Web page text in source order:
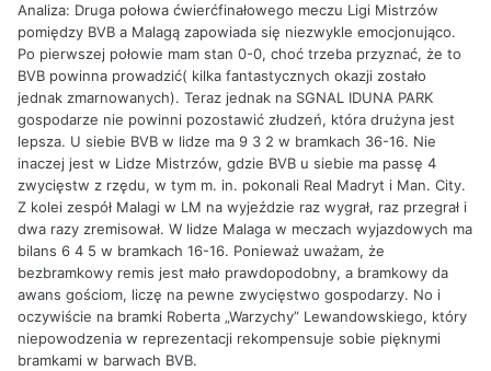
Analiza: Druga połowa ćwierćfinałowego meczu Ligi Mistrzów
pomiędzy BVB a Malagą zapowiada się niezwykle emocjonująco.
Po pierwszej połowie mam stan 0-0, choć trzeba przyznać, że to
BVB powinna prowadzić( kilka fantastycznych okazji zostało
jednak zmarnowanych). Teraz jednak na SGNAL IDUNA PARK
gospodarze nie powinni pozostawić złudzeń, która drużyna jest
lepsza. U siebie BVB w lidze ma 9 3 2 w bramkach 36-16. Nie
inaczej jest w Lidze Mistrzów, gdzie BVB u siebie ma passę 4
zwycięstw z rzędu, w tym m. in. pokonali Real Madryt i Man. City.
Z kolei zespół Malagi w LM na wyjeździe raz wygrał, raz przegrał i
dwa razy zremisował. W lidze Malaga w meczach wyjazdowych ma
bilans 6 4 5 w bramkach 16-16. Ponieważ uważam, że
bezbramkowy remis jest mało prawdopodobny, a bramkowy da
awans gościom, liczę na pewne zwycięstwo gospodarzy. No i
oczywiście na bramki Roberta „Warzychy” Lewandowskiego, który
niepowodzenia w reprezentacji rekompensuje sobie pięknymi
bramkami w barwach BVB.